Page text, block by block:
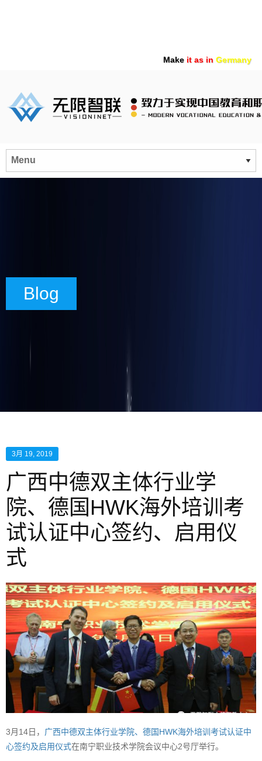
Make it as in Germany
Blog
3月 19, 2019
广西中德双主体行业学
院、德国HWK海外培训考
试认证中心签约、启用仪
式
3月14日， 广西中德双主体行业学院、德国HWK海外培训考试认证中
心签约及启用仪式在南宁职业技术学院会议中心2号厅举行。